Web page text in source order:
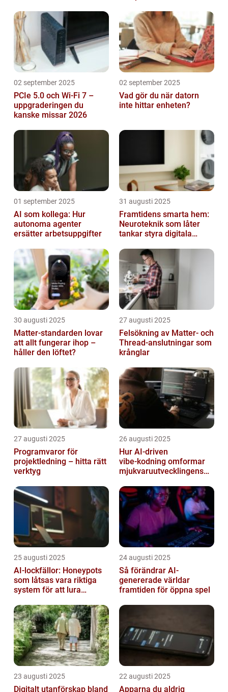
02 september 2025
PCIe 5.0 och Wi-Fi 7 –
uppgraderingen du
kanske missar 2026
02 september 2025
Vad gör du när datorn
inte hittar enheten?
01 september 2025
AI som kollega: Hur
autonoma agenter
ersätter arbetsuppgifter
31 augusti 2025
Framtidens smarta hem:
Neuroteknik som låter
tankar styra digitala
30 augusti 2025
Matter-standarden lovar
att allt fungerar ihop –
håller den löftet?
27 augusti 2025
Felsökning av Matter‑ och
Thread‑anslutningar som
krånglar
27 augusti 2025
Programvaror för
projektledning – hitta rätt
verktyg
26 augusti 2025
Hur AI‑driven
vibe‑kodning omformar
mjukvaruutvecklingens
25 augusti 2025
AI-lockfällor: Honeypots
som låtsas vara riktiga
system för att lura
24 augusti 2025
Så förändrar AI-
genererade världar
framtiden för öppna spel
23 augusti 2025
Digitalt utanförskap bland
22 augusti 2025
Apparna du aldrig